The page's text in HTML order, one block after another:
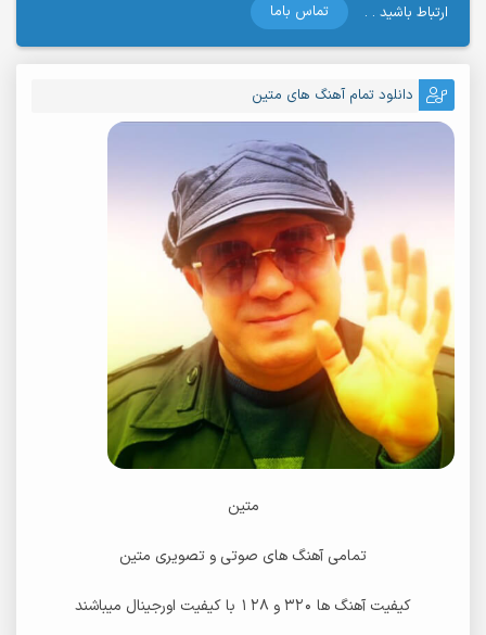
ارتباط باشید . .
تماس باما
دانلود تمام آهنگ های متین
متین
تمامی آهنگ های صوتی و تصویری متین
کیفیت آهنگ ها 320 و 128 با کیفیت اورجینال میباشند